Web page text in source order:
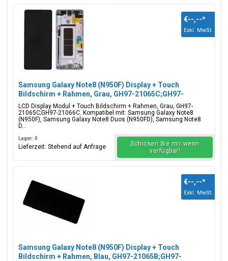
Samsung Galaxy Note8 (N950F) Display + Touch
Bildschirm + Rahmen, Grau, GH97-21065C;GH97-
21066C
LCD Display Modul + Touch Bildschirm + Rahmen, Grau, GH97-
21065C;GH97-21066C. Kompatibel mit: Samsung Galaxy Note8
(N950F), Samsung Galaxy Note8 Duos (N950FD), Samsung Note8
D...
€--,--*
Exkl. MwSt.
Lager: 0
Lieferzeit: Stehend auf Anfrage
Schicken Sie mir wenn
verfügbar!
Samsung Galaxy Note8 (N950F) Display + Touch
Bildschirm + Rahmen, Blau, GH97-21065B;GH97-
€--,--*
Exkl. MwSt.